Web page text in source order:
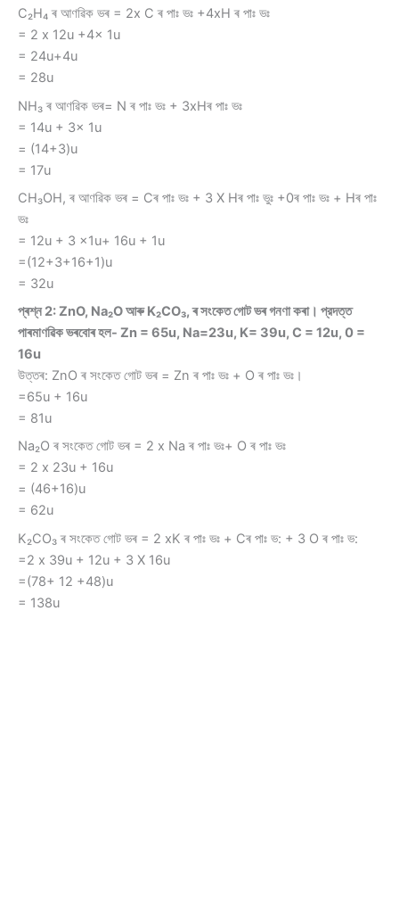
C₂H₄ ৰ আণৱিক ভৰ = 2x C ৰ পাঃ ভঃ +4xH ৰ পাঃ ভঃ
= 2 x 12u +4x 1u
= 24u+4u
= 28u
NH₃ ৰ আণৱিক ভৰ= N ৰ পাঃ ভঃ + 3xHৰ পাঃ ভঃ
= 14u + 3x 1u
= (14+3)u
= 17u
CH₃OH, ৰ আণৱিক ভৰ = Cৰ পাঃ ভঃ + 3 X Hৰ পাঃ ভুঃ +0ৰ পাঃ ভঃ + Hৰ পাঃ
ভঃ
= 12u + 3 x1u+ 16u + 1u
=(12+3+16+1)u
= 32u
প্ৰশ্ন 2: ZnO, Na₂O আৰু K₂CO₃, ৰ সংকেত গোট ভৰ গনণা কৰা। প্রদত্ত
পাৰমাণৱিক ভৰবোৰ হল- Zn = 65u, Na=23u, K= 39u, C = 12u, 0 =
16u
উত্তৰ: ZnO ৰ সংকেত গোট ভৰ = Zn ৰ পাঃ ভঃ + O ৰ পাঃ ভঃ।
=65u + 16u
= 81u
Na₂O ৰ সংকেত গোট ভৰ = 2 x Na ৰ পাঃ ভঃ+ O ৰ পাঃ ভঃ
= 2 x 23u + 16u
= (46+16)u
= 62u
K₂CO₃ ৰ সংকেত গোট ভৰ = 2 xK ৰ পাঃ ভঃ + Cৰ পাঃ ভ: + 3 O ৰ পাঃ ভ:
=2 x 39u + 12u + 3 X 16u
=(78+ 12 +48)u
= 138u